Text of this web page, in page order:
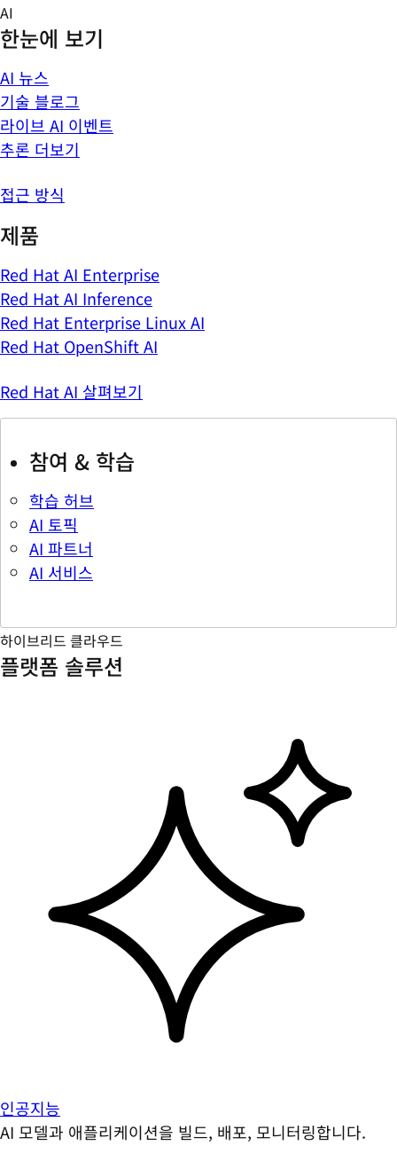
Skip
to
content
AI
한눈에 보기
AI 뉴스
기술 블로그
라이브 AI 이벤트
추론 더보기
접근 방식
제품
Red Hat AI Enterprise
Red Hat AI Inference
Red Hat Enterprise Linux AI
Red Hat OpenShift AI
Red Hat AI 살펴보기
참여 & 학습
학습 허브
AI 토픽
AI 파트너
AI 서비스
하이브리드 클라우드
플랫폼 솔루션
인공지능
AI 모델과 애플리케이션을 빌드, 배포, 모니터링합니다.